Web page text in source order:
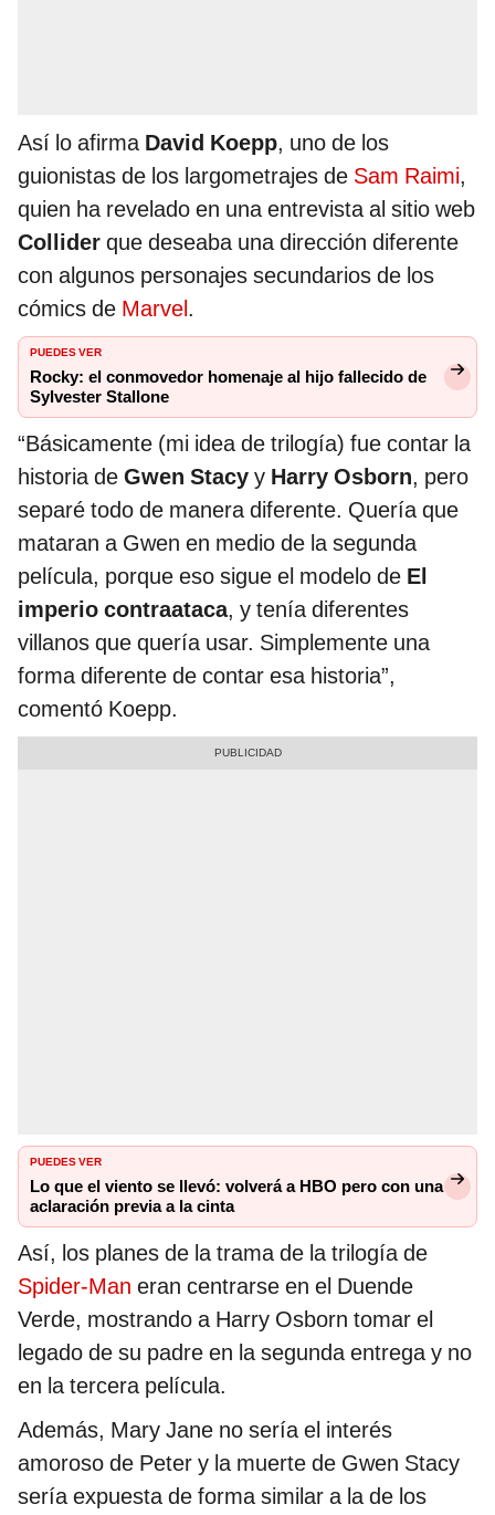
Así lo afirma David Koepp, uno de los
guionistas de los largometrajes de Sam Raimi,
quien ha revelado en una entrevista al sitio web
Collider que deseaba una dirección diferente
con algunos personajes secundarios de los
cómics de Marvel.
PUEDES VER
Rocky: el conmovedor homenaje al hijo fallecido de
Sylvester Stallone
“Básicamente (mi idea de trilogía) fue contar la
historia de Gwen Stacy y Harry Osborn, pero
separé todo de manera diferente. Quería que
mataran a Gwen en medio de la segunda
película, porque eso sigue el modelo de El
imperio contraataca, y tenía diferentes
villanos que quería usar. Simplemente una
forma diferente de contar esa historia”,
comentó Koepp.
PUEDES VER
Lo que el viento se llevó: volverá a HBO pero con una
aclaración previa a la cinta
Así, los planes de la trama de la trilogía de
Spider-Man eran centrarse en el Duende
Verde, mostrando a Harry Osborn tomar el
legado de su padre en la segunda entrega y no
en la tercera película.
Además, Mary Jane no sería el interés
amoroso de Peter y la muerte de Gwen Stacy
sería expuesta de forma similar a la de los